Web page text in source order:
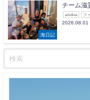
海日記
チーム滋
arkdive フ
2026.08.01